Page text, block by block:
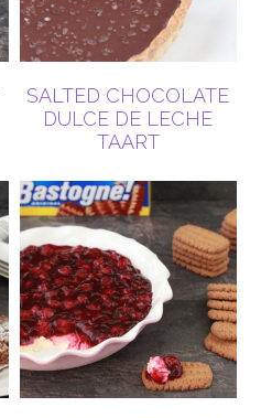
SALTED CHOCOLATE
DULCE DE LECHE
TAART